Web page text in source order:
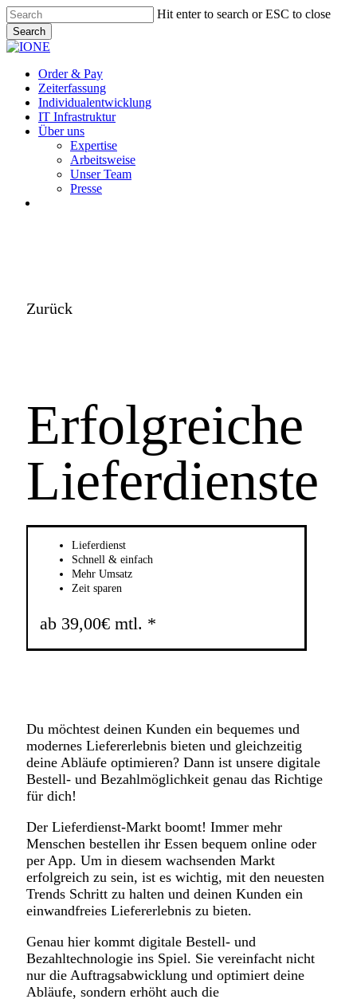
Skip
to
main
content
Hit enter to search or ESC to close
Search
Close
Menu
Order & Pay
Zeiterfassung
Individualentwicklung
IT Infrastruktur
Über uns
Expertise
Arbeitsweise
Unser Team
Presse
Zurück
Erfolgreiche
Lieferdienste
Lieferdienst
Schnell & einfach
Mehr Umsatz
Zeit sparen
ab 39,00€ mtl. *
Du möchtest deinen Kunden ein bequemes und
modernes Liefererlebnis bieten und gleichzeitig
deine Abläufe optimieren? Dann ist unsere digitale
Bestell- und Bezahlmöglichkeit genau das Richtige
für dich!
Der Lieferdienst-Markt boomt! Immer mehr
Menschen bestellen ihr Essen bequem online oder
per App. Um in diesem wachsenden Markt
erfolgreich zu sein, ist es wichtig, mit den neuesten
Trends Schritt zu halten und deinen Kunden ein
einwandfreies Liefererlebnis zu bieten.
Genau hier kommt digitale Bestell- und
Bezahltechnologie ins Spiel. Sie vereinfacht nicht
nur die Auftragsabwicklung und optimiert deine
Abläufe, sondern erhöht auch die